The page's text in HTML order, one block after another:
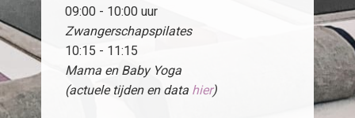
09:00 - 10:00 uur
Zwangerschapspilates
10:15 - 11:15
Mama en Baby Yoga
(actuele tijden en data hier)